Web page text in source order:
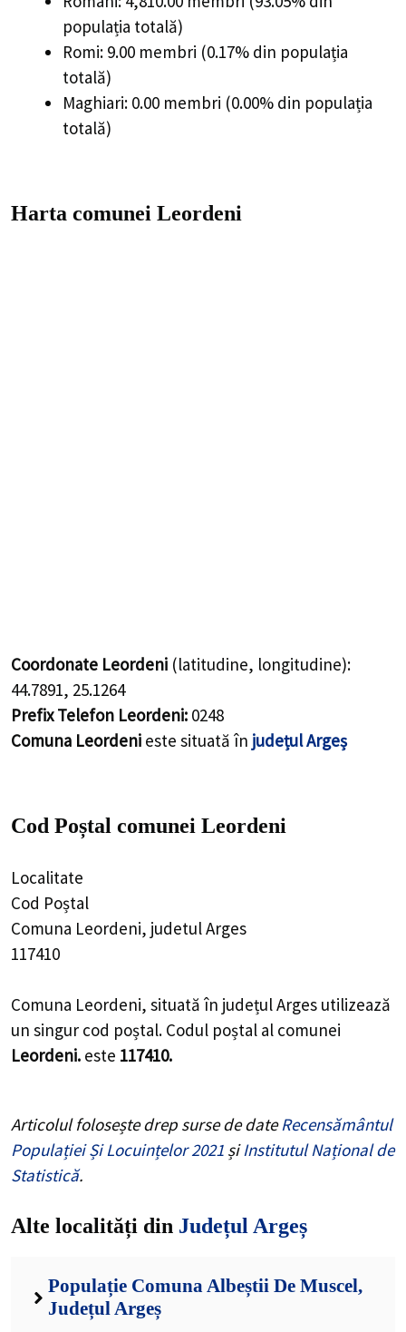
populația totală)
Romi: 9.00 membri (0.17% din populația
totală)
Maghiari: 0.00 membri (0.00% din populația
totală)
Harta comunei Leordeni
Coordonate Leordeni (latitudine, longitudine):
44.7891, 25.1264
Prefix Telefon Leordeni: 0248
Comuna Leordeni este situată în județul Argeș
Cod Poștal comunei Leordeni
Localitate
Cod Poștal
Comuna Leordeni, judetul Arges
117410
Comuna Leordeni, situată în județul Arges utilizează
un singur cod poștal. Codul poștal al comunei
Leordeni. este 117410.
Articolul folosește drep surse de dateRecensământul
Populației Și Locuințelor 2021 șiInstitutul Național de
Statistică.
Alte localități din Județul Argeș
Populație Comuna Albeștii De Muscel,
Județul Argeș